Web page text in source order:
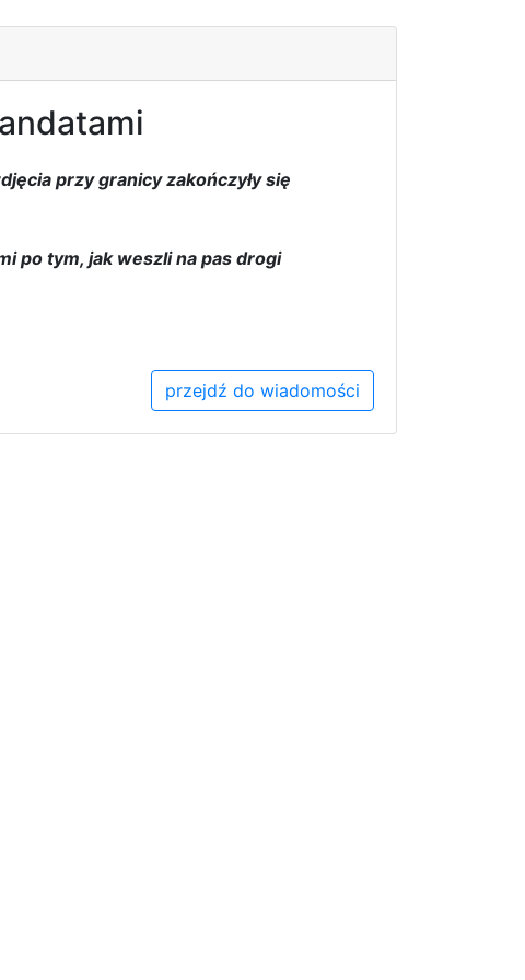
przy granicy zakończyły się
po tym, jak weszli na pas drogi
przejdź do wiadomości